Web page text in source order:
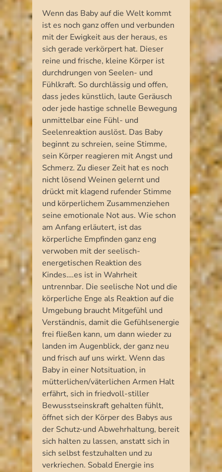
Wenn das Baby auf die Welt kommt
ist es noch ganz offen und verbunden
mit der Ewigkeit aus der heraus, es
sich gerade verkörpert hat. Dieser
reine und frische, kleine Körper ist
durchdrungen von Seelen- und
Fühlkraft. So durchlässig und offen,
dass jedes künstlich, laute Geräusch
oder jede hastige schnelle Bewegung
unmittelbar eine Fühl- und
Seelenreaktion auslöst. Das Baby
beginnt zu schreien, seine Stimme,
sein Körper reagieren mit Angst und
Schmerz. Zu dieser Zeit hat es noch
nicht lösend Weinen gelernt und
drückt mit klagend rufender Stimme
und körperlichem Zusammenziehen
seine emotionale Not aus. Wie schon
am Anfang erläutert, ist das
körperliche Empfinden ganz eng
verwoben mit der seelisch-
energetischen Reaktion des
Kindes….es ist in Wahrheit
untrennbar. Die seelische Not und die
körperliche Enge als Reaktion auf die
Umgebung braucht Mitgefühl und
Verständnis, damit die Gefühlsenergie
frei fließen kann, um dann wieder zu
landen im Augenblick, der ganz neu
und frisch auf uns wirkt. Wenn das
Baby in einer Notsituation, in
mütterlichen/väterlichen Armen Halt
erfährt, sich in friedvoll-stiller
Bewusstseinskraft gehalten fühlt,
öffnet sich der Körper des Babys aus
der Schutz-und Abwehrhaltung, bereit
sich halten zu lassen, anstatt sich in
sich selbst festzuhalten und zu
verkriechen. Sobald Energie ins